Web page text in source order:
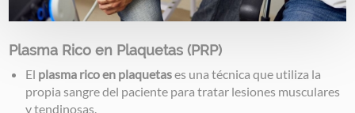
Plasma Rico en Plaquetas (PRP)
El plasma rico en plaquetases una técnica que utiliza la
propia sangre del paciente para tratar lesiones musculares
y tendinosas.